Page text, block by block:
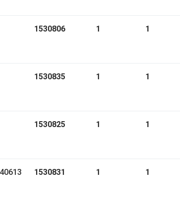
1530806 1 1
1530835 1 1
1530825 1 1
1530831 1 1